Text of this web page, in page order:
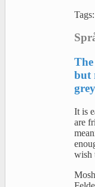
but
It is
are
wish